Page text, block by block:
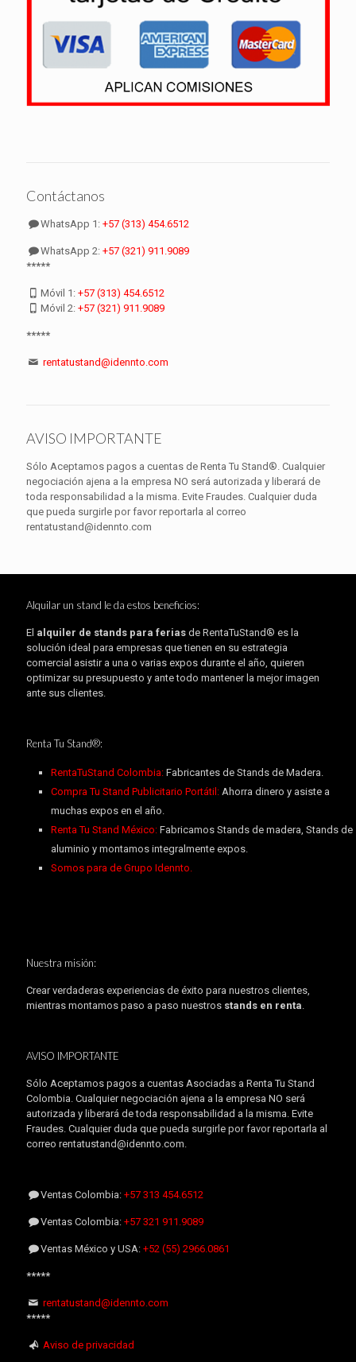
Contáctanos
WhatsApp 1:+57 (313) 454.6512
WhatsApp 2:+57 (321) 911.9089
*****
Móvil 1:+57 (313) 454.6512
Móvil 2:+57 (321) 911.9089
*****
rentatustand@idennto.com
AVISO IMPORTANTE
Sólo Aceptamos pagos a cuentas de Renta Tu Stand®. Cualquier
negociación ajena a la empresa NO será autorizada y liberará de
toda responsabilidad a la misma. Evite Fraudes. Cualquier duda
que pueda surgirle por favor reportarla al correo
rentatustand@idennto.com
Alquilar un stand le da estos beneficios:
El alquiler de stands para ferias de RentaTuStand® es la
solución ideal para empresas que tienen en su estrategia
comercial asistir a una o varias expos durante el año, quieren
optimizar su presupuesto y ante todo mantener la mejor imagen
ante sus clientes.
Renta Tu Stand®:
RentaTuStand Colombia: Fabricantes de Stands de Madera.
Compra Tu Stand Publicitario Portátil:Ahorra dinero y asiste a
muchas expos en el año.
Renta Tu Stand México:Fabricamos Stands de madera, Stands de
aluminio y montamos integralmente expos.
Somos para de Grupo Idennto.
Nuestra misión:
Crear verdaderas experiencias de éxito para nuestros clientes,
mientras montamos paso a paso nuestros stands en renta
AVISO IMPORTANTE
Sólo Aceptamos pagos a cuentas Asociadas a Renta Tu Stand
Colombia. Cualquier negociación ajena a la empresa NO será
autorizada y liberará de toda responsabilidad a la misma. Evite
Fraudes. Cualquier duda que pueda surgirle por favor reportarla al
correo rentatustand@idennto.com.
Ventas Colombia:+57 313 454.6512
Ventas Colombia:+57 321 911.9089
Ventas México y USA:+52 (55) 2966.0861
*****
rentatustand@idennto.com
*****
Aviso de privacidad